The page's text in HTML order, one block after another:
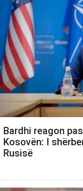
Bardhi reagon
Kosovën: I
Rusisë